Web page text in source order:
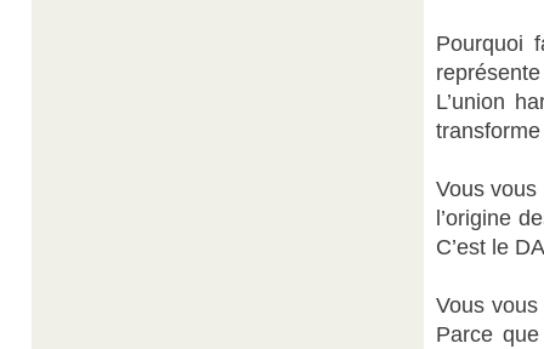
Pourquoi
L’union
transforme
Vous
l’origine
C’est le
Vous
Parce